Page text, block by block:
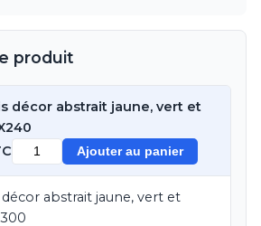
produit
décor abstrait jaune, vert et
Ajouter au panier
abstrait jaune, vert et